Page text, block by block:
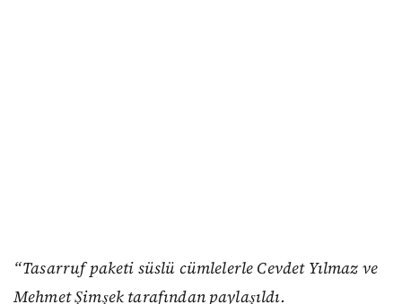
“Tasarruf paketi süslü cümlelerle Cevdet Yılmaz ve
Mehmet Şimşek tarafından paylaşıldı.